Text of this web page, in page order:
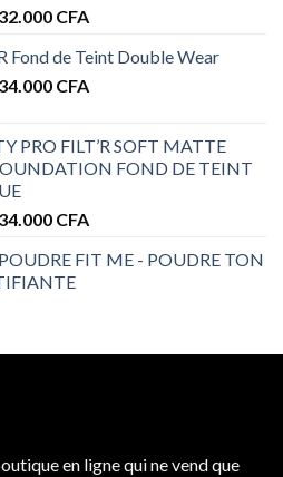
32.000 CFAPlage
prix :
28.000 CFA
Fond de Teint Double Wear
34.000 CFAPlage
28.000 CFA
à
PRO FILT’R SOFT MATTE
FOND DE TEINT
34.000 CFAPlage
prix :
FIT ME - POUDRE TON
en ligne qui ne vend que